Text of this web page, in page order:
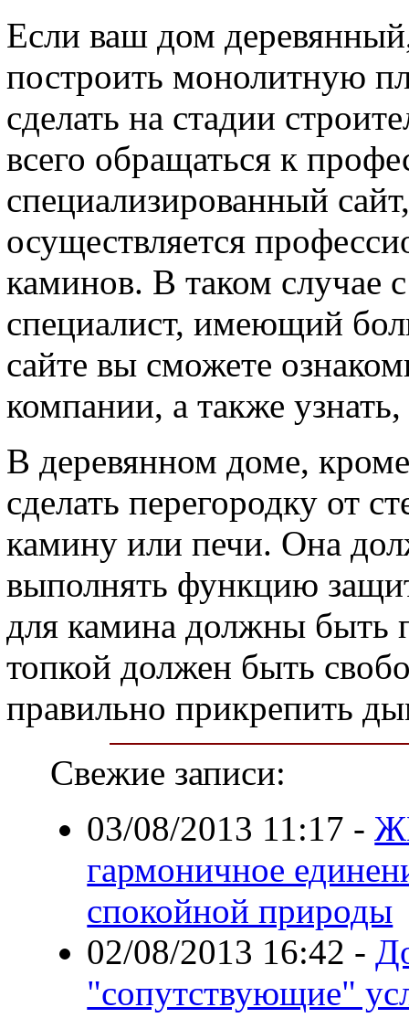
Если ваш дом
построить монолитную
сделать на стадии
всего обращаться к
специализированный
осуществляется
каминов. В таком случае
специалист, имеющий
сайте вы сможете
компании, а также узнать,
В деревянном доме,
сделать перегородку от
камину или печи. Она
выполнять функцию
для камина должны быть
топкой должен быть
правильно прикрепить
Свежие записи:
03/08/2013 11:17 -
гармоничное
спокойной природы
02/08/2013 16:42 -
"сопутствующие"